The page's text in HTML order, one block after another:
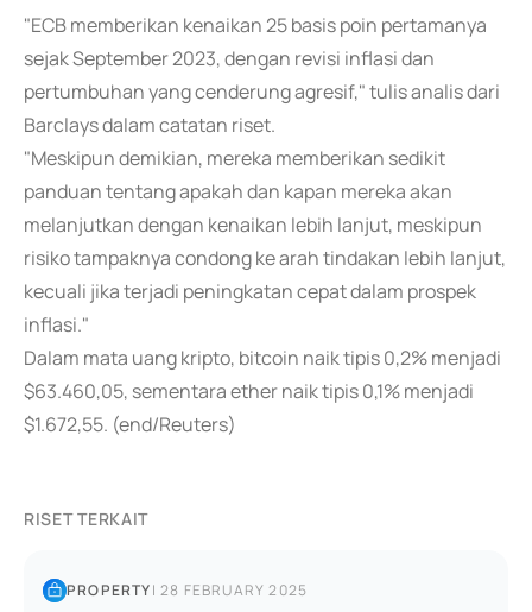
"ECB memberikan kenaikan 25 basis poin pertamanya
sejak September 2023, dengan revisi inflasi dan
pertumbuhan yang cenderung agresif," tulis analis dari
Barclays dalam catatan riset.
"Meskipun demikian, mereka memberikan sedikit
panduan tentang apakah dan kapan mereka akan
melanjutkan dengan kenaikan lebih lanjut, meskipun
risiko tampaknya condong ke arah tindakan lebih lanjut,
kecuali jika terjadi peningkatan cepat dalam prospek
inflasi."
Dalam mata uang kripto, bitcoin naik tipis 0,2% menjadi
$63.460,05, sementara ether naik tipis 0,1% menjadi
$1.672,55. (end/Reuters)
RISET TERKAIT
PROPERTY|28 FEBRUARY 2025